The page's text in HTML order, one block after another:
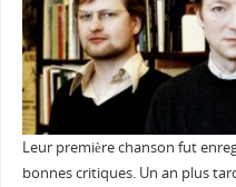
Leur première chanson fut
bonnes critiques. Un an plus